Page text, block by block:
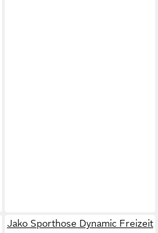
Jako Sporthose Dynamic Freizeit